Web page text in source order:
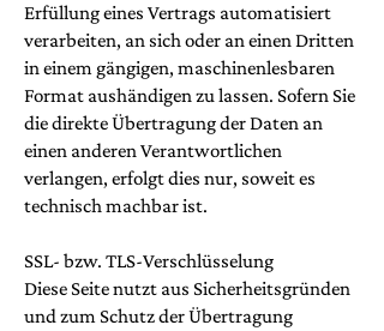
Erfüllung eines Vertrags automatisiert
verarbeiten, an sich oder an einen Dritten
in einem gängigen, maschinenlesbaren
Format aushändigen zu lassen. Sofern Sie
die direkte Übertragung der Daten an
einen anderen Verantwortlichen
verlangen, erfolgt dies nur, soweit es
technisch machbar ist.
SSL- bzw. TLS-Verschlüsselung
Diese Seite nutzt aus Sicherheitsgründen
und zum Schutz der Übertragung